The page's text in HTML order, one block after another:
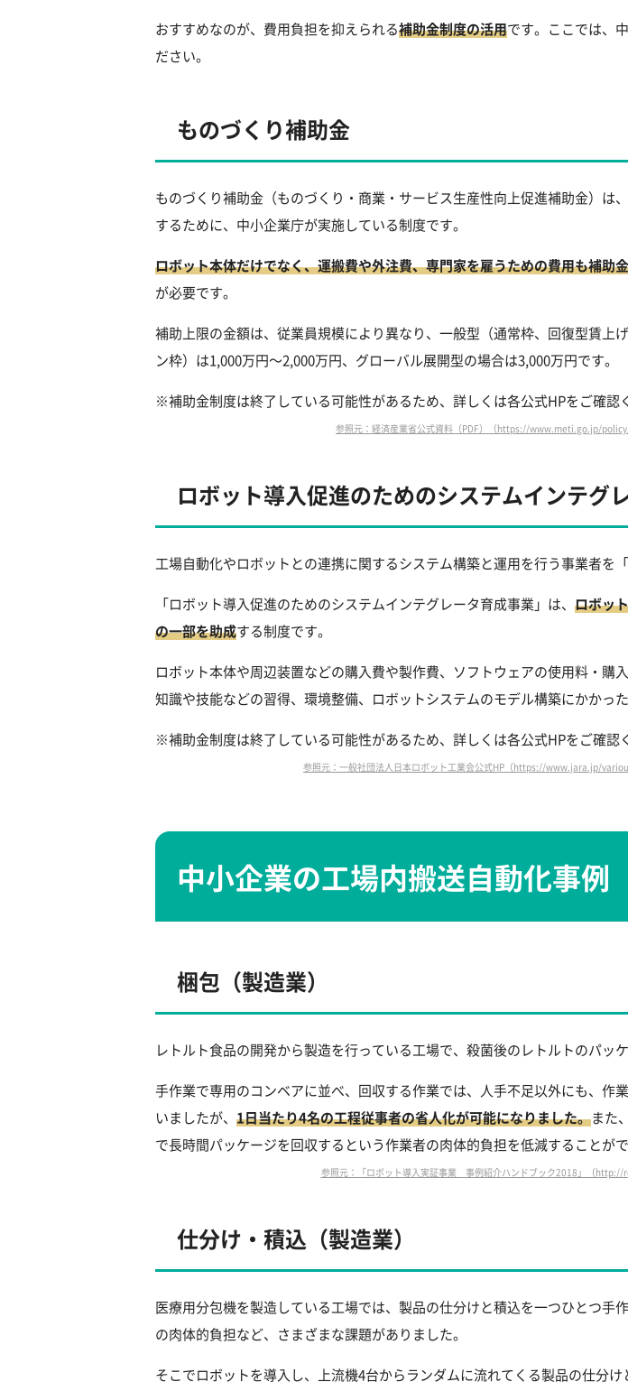
おすすめなのが、費用負担を抑えられる補助金制度の活用です。ここでは、
ださい。
ものづくり補助金
ものづくり補助金（ものづくり・商業・サービス生産性向上促進補助金）
するために、中小企業庁が実施している制度です。
ロボット本体だけでなく、運搬費や外注費、専門家を雇うための費用も補助
が必要です。
補助上限の金額は、従業員規模により異なり、一般型（通常枠、回復型賃上
ン枠）は1,000万円～2,000万円、グローバル展開型の場合は3,000万円です。
※補助金制度は終了している可能性があるため、詳しくは各公式HPをご確認
参照元：経済産業省公式資料（PDF）（https://www.meti.go.jp/
ロボット導入促進のためのシステムインテグ
工場自動化やロボットとの連携に関するシステム構築と運用を行う事業者を
「ロボット導入促進のためのシステムインテグレータ育成事業」は、 ロボッ
の一部を助成する制度です。
ロボット本体や周辺装置などの購入費や製作費、ソフトウェアの使用料・
知識や技能などの習得、環境整備、ロボットシステムのモデル構築にかかっ
※補助金制度は終了している可能性があるため、詳しくは各公式HPをご確認
参照元：一般社団法人日本ロボット工業会公式HP（https://www.jara.jp/
中小企業の工場内搬送自動化事例
梱包（製造業）
レトルト食品の開発から製造を行っている工場で、殺菌後のレトルトのパッ
手作業で専用のコンベアに並べ、回収する作業では、人手不足以外にも、
いましたが、 1日当たり4名の工程従事者の省人化が可能になりました。また
で長時間パッケージを回収するという作業者の肉体的負担を低減することがで
参照元：「ロボット導入実証事業 事例紹介ハンドブック2018」（
仕分け・積込（製造業）
医療用分包機を製造している工場では、製品の仕分けと積込を一つひとつ
の肉体的負担など、さまざまな課題がありました。
そこでロボットを導入し、上流機4台からランダムに流れてくる製品の仕分け